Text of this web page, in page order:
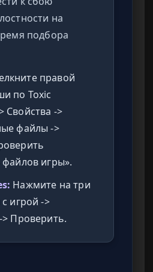
на
подбора
правой
по Toxic
Свойства ->
файлы ->
файлов игры».
Нажмите на три
игрой ->
Проверить.